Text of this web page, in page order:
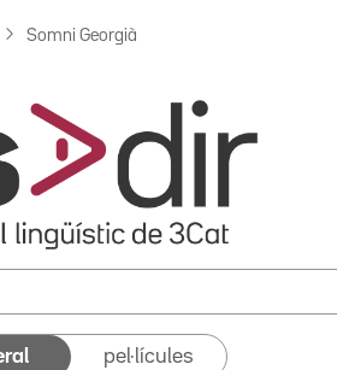
Somni Georgià
pel·lícules